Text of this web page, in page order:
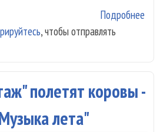
Подробнее
, чтобы отправлять
полетят коровы -
лета"